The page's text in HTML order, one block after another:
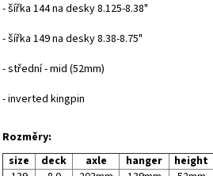
- šířka 144 na desky 8.125-8.38"
- šířka 149 na desky 8.38-8.75"
- střední - mid (52mm)
- inverted kingpin
Rozměry:
size
deck axle hanger height